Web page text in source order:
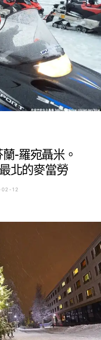
-羅宛聶米。
北的麥當勞
02-12